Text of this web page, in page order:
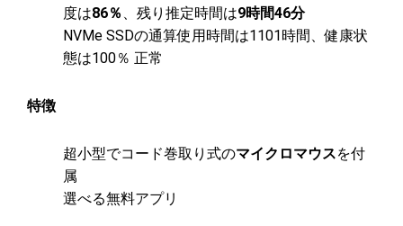
度は86％ 、残り推定時間は9時間46分
NVMe SSDの通算使用時間は1101時間、健康状
態は100％ 正常
特徴
超小型でコード巻取り式のマイクロマウスを付
属
選べる無料アプリ